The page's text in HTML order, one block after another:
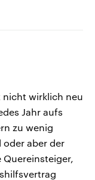
nicht wirklich neu
Jahr aufs
zu wenig
oder aber der